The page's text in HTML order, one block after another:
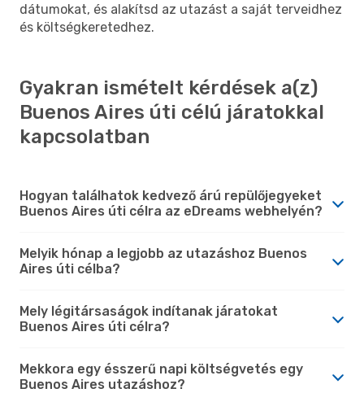
dátumokat, és alakítsd az utazást a saját terveidhez
és költségkeretedhez.
Gyakran ismételt kérdések a(z)
Buenos Aires úti célú járatokkal
kapcsolatban
Hogyan találhatok kedvező árú repülőjegyeket
Buenos Aires úti célra az eDreams webhelyén?
Melyik hónap a legjobb az utazáshoz Buenos
Aires úti célba?
Mely légitársaságok indítanak járatokat
Buenos Aires úti célra?
Mekkora egy ésszerű napi költségvetés egy
Buenos Aires utazáshoz?